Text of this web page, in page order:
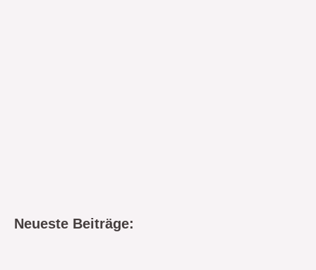
Neueste Beiträge: